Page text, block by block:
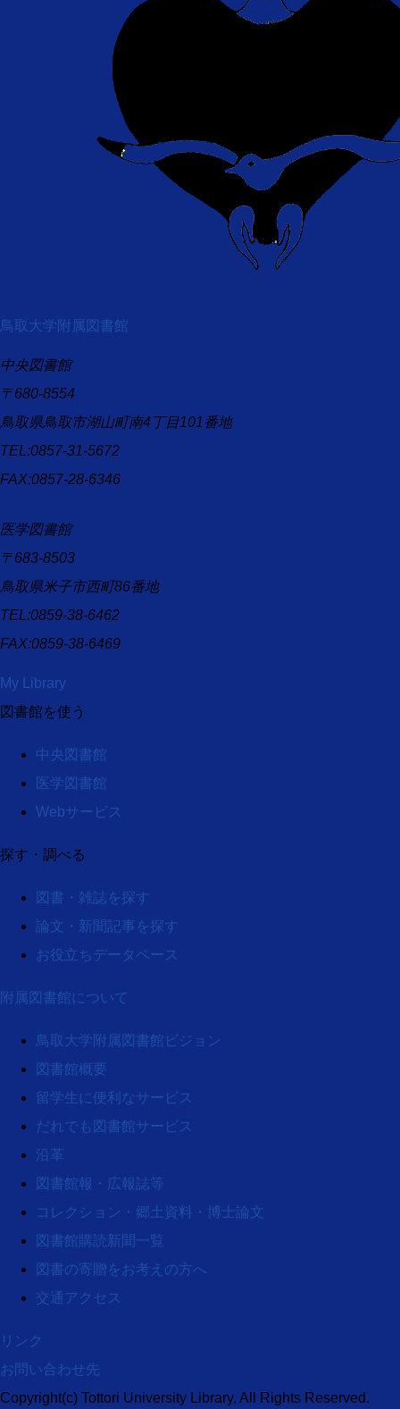
鳥取大学附属図書館
中央図書館
〒680-8554
鳥取県鳥取市湖山町南4丁目101番地
TEL:0857-31-5672
FAX:0857-28-6346
医学図書館
〒683-8503
鳥取県米子市西町86番地
TEL:0859-38-6462
FAX:0859-38-6469
My Library
図書館を使う
中央図書館
医学図書館
Webサービス
探す・調べる
図書・雑誌を探す
論文・新聞記事を探す
お役立ちデータベース
附属図書館について
鳥取大学附属図書館ビジョン
図書館概要
留学生に便利なサービス
だれでも図書館サービス
沿革
図書館報・広報誌等
コレクション・郷土資料・博士論文
図書館購読新聞一覧
図書の寄贈をお考えの方へ
交通アクセス
リンク
お問い合わせ先
Copyright(c) Tottori University Library, All Rights Reserved.